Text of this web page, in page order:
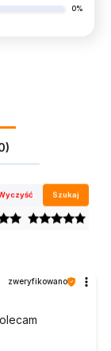
0%
Szukaj
zweryfikowano